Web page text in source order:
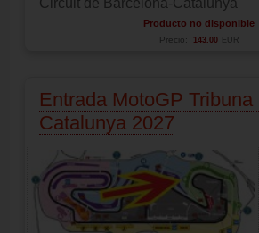
Circuit de Barcelona-Catalunya
Producto no disponible
Precio: 143.00 EUR
Entrada MotoGP Tribuna
Catalunya 2027